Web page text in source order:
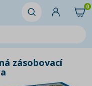
0
zásobovací